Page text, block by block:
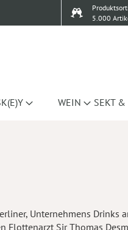
5.000
WEIN SEKT &
Unternehmens
Flottenarzt Sir Thomas